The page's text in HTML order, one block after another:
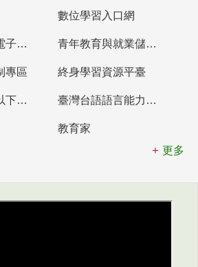
數位學習入口網
教育部統計處電子書櫃 青年教育與就業儲蓄帳戶
專區 終身學習資源平臺
教育部高中等以下學校及幼兒園教師資格檢定考試 臺灣台語語言能力認證網站
教育家
更多